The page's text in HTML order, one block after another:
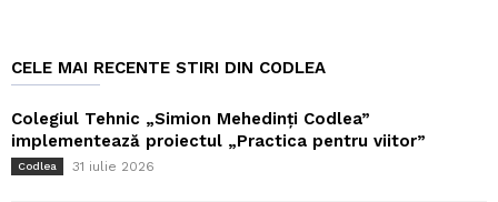
CELE MAI RECENTE STIRI DIN CODLEA
Colegiul Tehnic „Simion Mehedinți Codlea”
implementează proiectul „Practica pentru viitor”
Codlea 31 iulie 2026